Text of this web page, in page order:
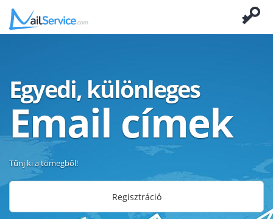
Egyedi, különleges
Email címek
Tűnj ki a tömegből!
Regisztráció